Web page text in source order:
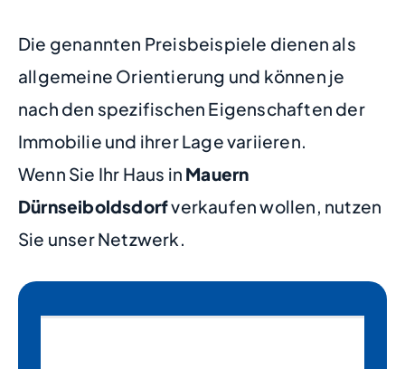
Die genannten Preisbeispiele dienen als
allgemeine Orientierung und können je
nach den spezifischen Eigenschaften der
Immobilie und ihrer Lage variieren.
Wenn Sie Ihr Haus in Mauern
Dürnseiboldsdorfverkaufen wollen, nutzen
Sie unser Netzwerk.